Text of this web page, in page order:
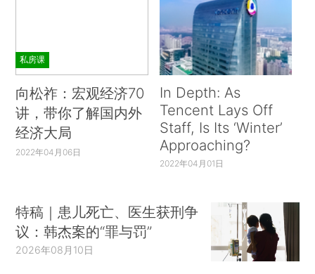
私房课
向松祚：宏观经济70
讲，带你了解国内外
经济大局
2022年04月06日
In Depth: As
Tencent Lays Off
Staff, Is Its ‘Winter’
Approaching?
2022年04月01日
特稿｜患儿死亡、医生获刑争
议：韩杰案的“罪与罚”
2026年08月10日